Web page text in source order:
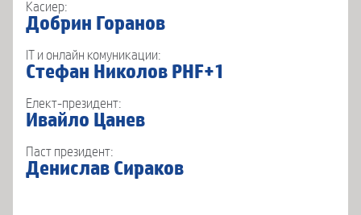
Касиер:
Добрин Горанов
IT и онлайн комуникации:
Стефан Николов PHF+1
Елект-президент:
Ивайло Цанев
Паст президент:
Денислав Сираков